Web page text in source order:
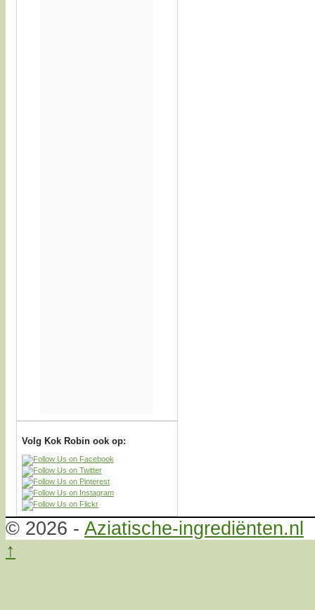
Volg Kok Robin ook op:
© 2026 - Aziatische-ingrediënten.nl
↑